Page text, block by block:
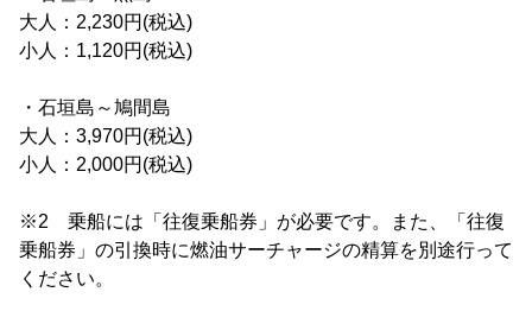
大人：2,230円(税込)
小人：1,120円(税込)
・石垣島～鳩間島
大人：3,970円(税込)
小人：2,000円(税込)
※2 乗船には「往復乗船券」が必要です。また、「往復
乗船券」の引換時に燃油サーチャージの精算を別途行って
ください。